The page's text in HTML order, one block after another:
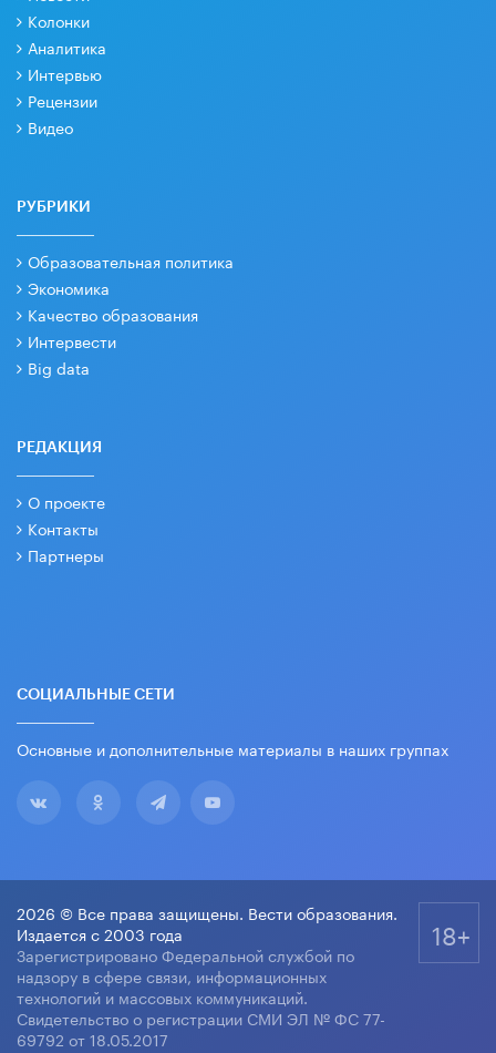
Колонки
Аналитика
Интервью
Рецензии
Видео
РУБРИКИ
Образовательная политика
Экономика
Качество образования
Интервести
Big data
РЕДАКЦИЯ
О проекте
Контакты
Партнеры
СОЦИАЛЬНЫЕ СЕТИ
Основные и дополнительные материалы в наших группах
2026 © Все права защищены. Вести образования.
Издается с 2003 года
Зарегистрировано Федеральной службой по
надзору в сфере связи, информационных
технологий и массовых коммуникаций.
Свидетельство о регистрации СМИ ЭЛ № ФС 77-
69792 от 18.05.2017
18+